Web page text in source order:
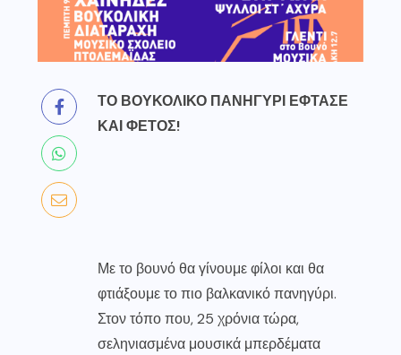
ΤΟ ΒΟΥΚΟΛΙΚΟ ΠΑΝΗΓΥΡΙ ΕΦΤΑΣΕ
ΚΑΙ ΦΕΤΟΣ!
Με το βουνό θα γίνουμε φίλοι και θα
φτιάξουμε το πιο βαλκανικό πανηγύρι.
Στον τόπο που, 25 χρόνια τώρα,
σεληνιασμένα μουσικά μπερδέματα